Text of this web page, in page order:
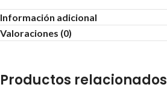
Información adicional
Valoraciones (0)
Productos relacionados